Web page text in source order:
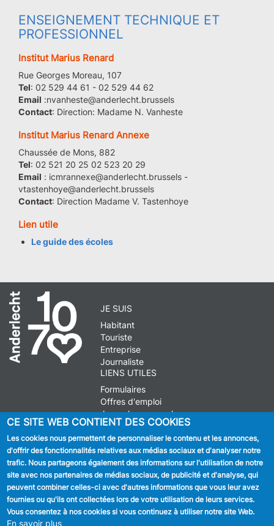
ENSEIGNEMENT TECHNIQUE ET
PROFESSIONNEL
Institut Marius Renard
Rue Georges Moreau, 107
Tel: 02 529 44 61 - 02 529 44 62
Email :nvanheste@anderlecht.brussels
Contact: Direction: Madame N. Vanheste
Institut Marius Renard Annexe
Chaussée de Mons, 882
Tel: 02 521 20 25 02 523 20 29
Email : icmrannexe@anderlecht.brussels -
vtastenhoye@anderlecht.brussels
Contact: Direction Madame V. Tastenhoye
Lien utile
Le guide des écoles
JE SUIS
Habitant
Touriste
Entreprise
Journaliste
LIENS UTILES
Formulaires
Offres d'emploi
Journal communal
Stationnement
SUIVEZ NOUS
Facebook
Linkedin
CE SITE WEB CONTIENT DES COOKIES
Les cookies nous permettent de personnaliser le contenu et les annonces,
d'offrir des fonctionnalités relatives aux médias sociaux et d'analyser notre
trafic. Nous partageons également des informations sur l'utilisation de notre
site avec nos partenaires de médias sociaux, de publicité et d'analyse, qui
peuvent combiner celles-ci avec d'autres informations que vous leur avez
fournies ou qu'ils ont collectées lors de votre utilisation de leurs services.
Vous consentez à nos cookies si vous continuez à utiliser notre site Web.
En savoir plus